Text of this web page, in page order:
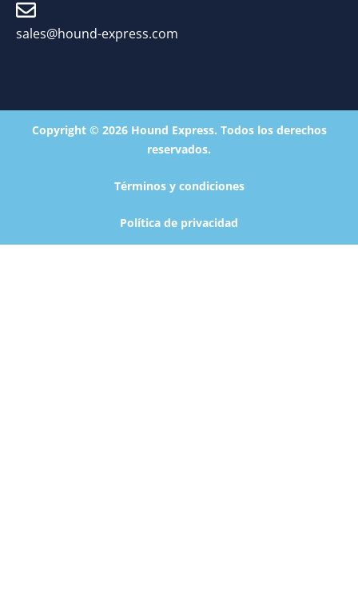
sales@hound-express.com
Copyright © 2026 Hound Express. Todos los derechos
reservados.
Términos y condiciones
Política de privacidad